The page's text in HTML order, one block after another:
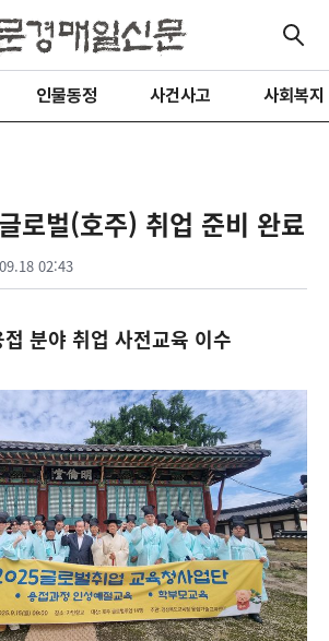
인물동정 사건사고 사회복지
로벌(호주) 취업 준비 완료
02:43
분야 취업 사전교육 이수